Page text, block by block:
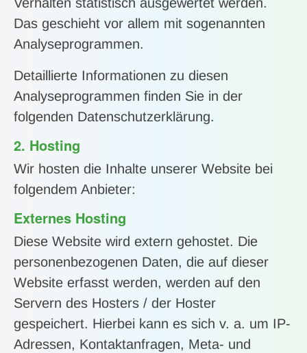
Das geschieht vor allem mit sogenannten
Analyseprogrammen.
Detaillierte Informationen zu diesen
Analyseprogrammen finden Sie in der
folgenden Datenschutzerklärung.
2. Hosting
Wir hosten die Inhalte unserer Website bei
folgendem Anbieter:
Externes Hosting
Diese Website wird extern gehostet. Die
personenbezogenen Daten, die auf dieser
Website erfasst werden, werden auf den
Servern des Hosters / der Hoster
gespeichert. Hierbei kann es sich v. a. um IP-
Adressen, Kontaktanfragen, Meta- und